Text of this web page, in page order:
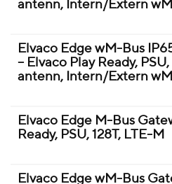
antenn, Intern/Extern
Elvaco Edge wM-Bus
– Elvaco Play Ready,
antenn, Intern/Extern
Elvaco Edge M-Bus
Ready, PSU, 128T, LTE-M
Elvaco Edge wM-Bus